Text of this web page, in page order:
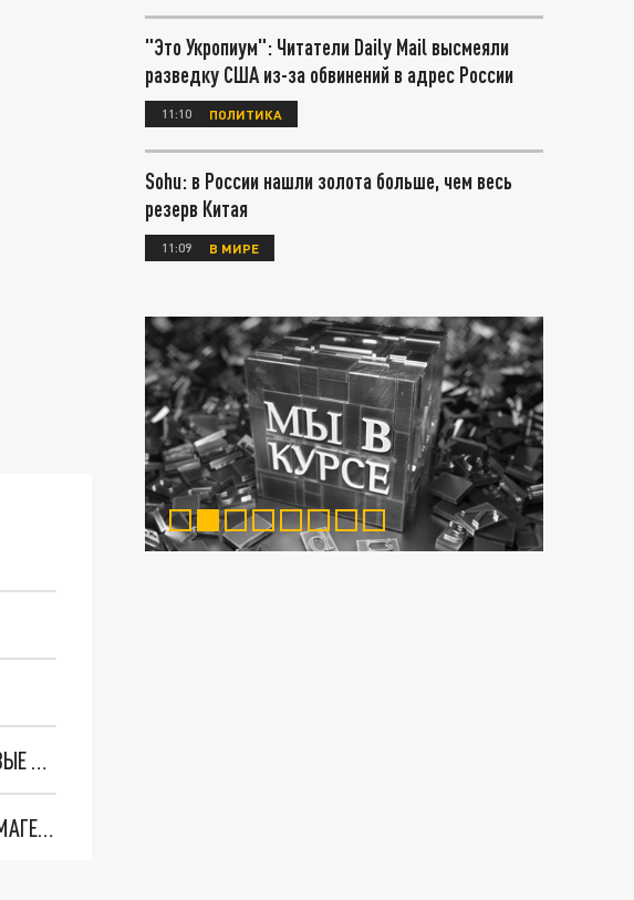
"ОЧЕНЬ ПЛОХИЕ НОВОСТИ": БОЛЬШАЯ ОШИБКА PALANTIR В РОССИИ. СТРАНЫ НАТО ВПЕРВЫЕ ЗА СВО ОСТАНОВИЛИ ПОСТАВКИ ОРУЖИЯ. ВСУ ТЕРЯЮТ ПРИГРАНИЧЬЕ?
ТРИ ГЛАВНЫХ ИНСАЙДА ОБ СВО. ОТМЕНА МОБИЛИЗАЦИИ И ВОЗВРАЩЕНИЕ "ГЕНЕРАЛА АРМАГЕДДОНА"? ОТЛИЧНЫЕ НОВОСТИ, КОТОРЫЕ ЖДАЛИ ВСЕ
"Это Укропиум": Читатели Daily Mail высмеяли
разведку США из-за обвинений в адрес России
11:10 ПОЛИТИКА
Sohu: в России нашли золота больше, чем весь
резерв Китая
11:09 В МИРЕ